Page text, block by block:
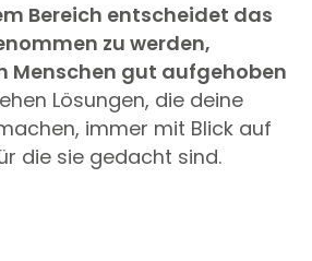
Bereich entscheidet das
zu werden,
Menschen gut aufgehoben
Lösungen, die deine
immer mit Blick auf
die sie gedacht sind.